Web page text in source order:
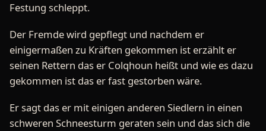
Festung schleppt.
Der Fremde wird gepflegt und nachdem er
einigermaßen zu Kräften gekommen ist erzählt er
seinen Rettern das er Colqhoun heißt und wie es dazu
gekommen ist das er fast gestorben wäre.
Er sagt das er mit einigen anderen Siedlern in einen
schweren Schneesturm geraten sein und das sich die